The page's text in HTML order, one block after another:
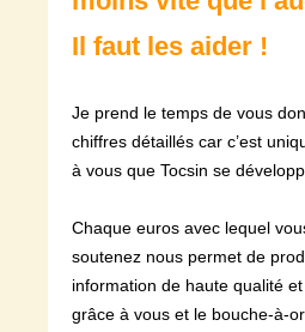
Il faut les aider !
Je prend le temps de vous
chiffres détaillés car c’est
à vous que Tocsin se
Chaque euros avec lequel
soutenez nous permet de
information de haute qualité
grâce à vous et le bouche-à-